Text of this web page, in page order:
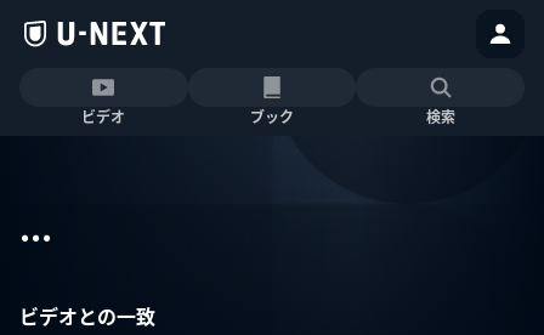
ビデオ ブック 検索
...
ビデオとの一致